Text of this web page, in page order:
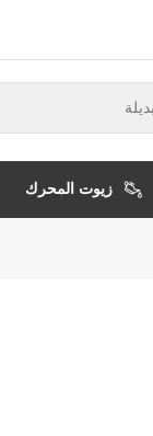
زيوت المحرك